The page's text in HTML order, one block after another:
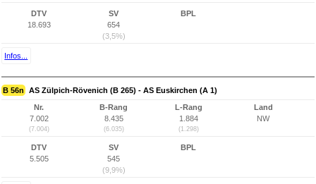
DTV
18.693
SV
654
(3,5%)
BPL
Infos...
B 56n AS Zülpich-Rövenich (B 265) - AS Euskirchen (A 1)
Nr.
7.002
(7.004)
B-Rang
8.435
(6.035)
L-Rang
1.884
(1.298)
Land
NW
DTV
5.505
SV
545
(9,9%)
BPL